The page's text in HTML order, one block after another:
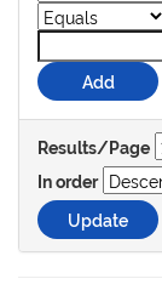
Results/Page
In order